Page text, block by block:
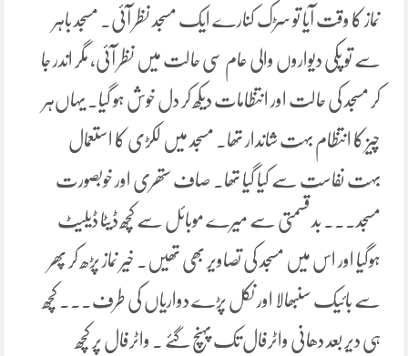
نماز کا وقت آیا تو سڑک کنارے ایک مسجد نظر آئی۔ مسجد باہر
سے تو پکی دیواروں والی عام سی حالت میں نظر آئی، مگر اندر جا
کر مسجد کی حالت اور انتظامات دیکھ کر دل خوش ہو گیا۔ یہاں‌ہر
چیز کا انتظام بہت شاندار تھا۔ مسجد میں لکڑی کا استعمال
بہت نفاست سے کیا گیا تھا۔ صاف ستھری اور خوبصورت
مسجد۔۔۔ بد قسمتی سے میرے موبائل سے کچھ ڈیٹا ڈیلیٹ
ہوگیا اور اس میں مسجد کی تصاویر بھی تھیں۔ خیر نماز پڑھ کر پھر
سے بائیک سنبھالا اور نکل پڑے دواریاں کی طرف۔۔۔ کچھ
ہی دیر بعد دھانی واٹرفال تک پہنچ گئے ۔ واٹرفال پر کچھ